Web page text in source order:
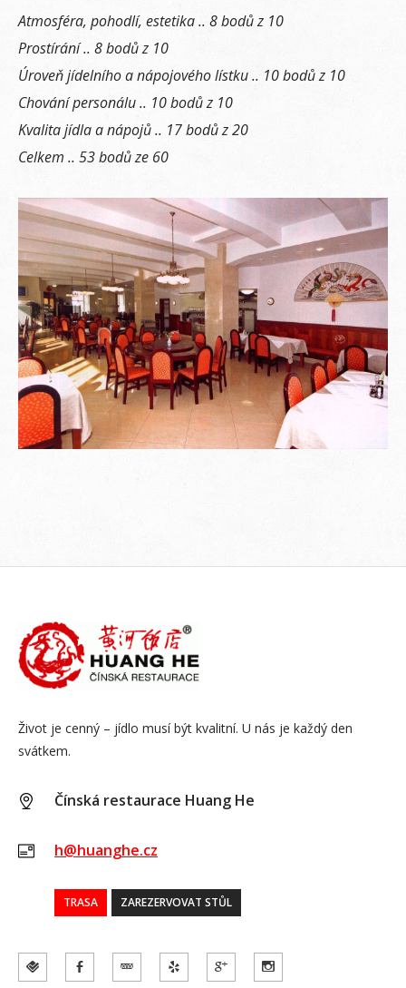
Atmosféra, pohodlí, estetika .. 8 bodů z 10
Prostírání .. 8 bodů z 10
Úroveň jídelního a nápojového lístku .. 10 bodů z 10
Chování personálu .. 10 bodů z 10
Kvalita jídla a nápojů .. 17 bodů z 20
Celkem .. 53 bodů ze 60
Život je cenný – jídlo musí být kvalitní. U nás je každý den
svátkem.
Čínská restaurace Huang He
h@huanghe.cz
TRASA ZAREZERVOVAT STŮL